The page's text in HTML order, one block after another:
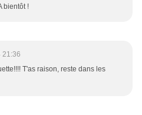
bientôt !
21:36
T'as raison, reste dans les